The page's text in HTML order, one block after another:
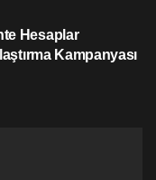
Hesaplar
Kampanyası